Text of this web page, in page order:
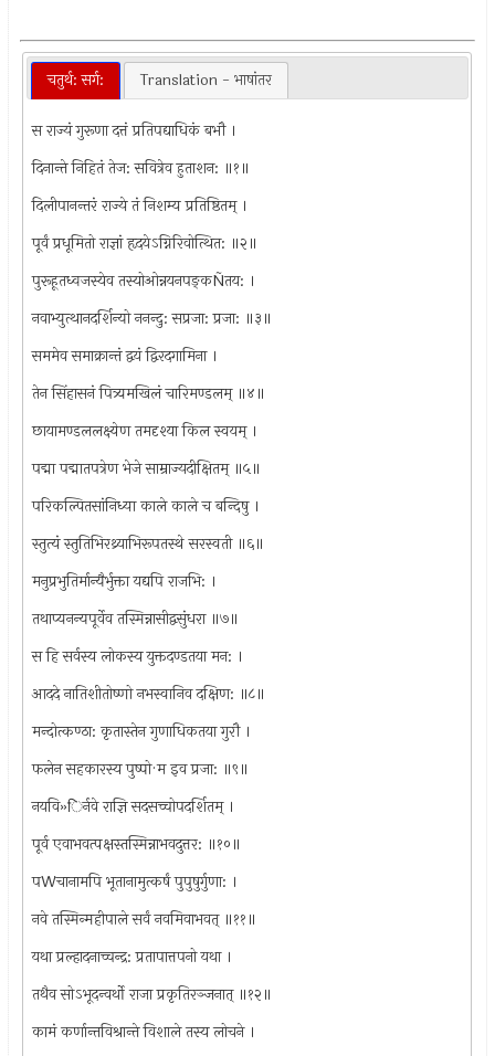
चतुर्थ: सर्ग: Translation - भाषांतर
स राज्यं गुरूणा दत्तं प्रतिपद्याधिकं बभौ ।
दिनान्ते निहितं तेज: सवित्रेव हुताशन: ॥१॥
दिलीपानन्तरं राज्ये तं निशम्य प्रतिष्ठितम् ।
पूर्वं प्रधूमितो राज्ञां हृदयेऽग्निरिवोत्थित: ॥२॥
पुरूहूतध्वजस्येव तस्योओन्नयनपङ्कÑतय: ।
नवाभ्युत्थानदर्शिन्यो ननन्दु: सप्रजा: प्रजा: ॥३॥
सममेव समाक्रान्तं द्वयं द्विरदगामिना ।
तेन सिंहासनं पित्र्यमखिलं चारिमण्डलम् ॥४॥
छायामण्डललक्ष्येण तमदृश्या किल स्वयम् ।
पद्मा पद्मातपत्रेण भेजे साम्राज्यदीक्षितम् ॥५॥
परिकल्पितसांनिध्या काले काले च बन्दिषु ।
स्तुत्यं स्तुतिभिरथ्र्याभिरूपतस्थे सरस्वती ॥६॥
मनुप्रभुतिर्मान्यैर्भुक्ता यद्यपि राजभि: ।
तथाप्यनन्यपूर्वेव तस्मिन्नासीद्वसुंधरा ॥७॥
स हि सर्वस्य लोकस्य युक्तदण्डतया मन: ।
आददे नातिशीतोष्णो नभस्वानिव दक्षिण: ॥८॥
मन्दोत्कण्ठा: कृतास्तेन गुणाधिकतया गुरौ ।
फलेन सहकारस्य पुष्पो·म इव प्रजा: ॥९॥
नयवि»िर्नवे राज्ञि सदसच्चोपदर्शितम् ।
पूर्व एवाभवत्पक्षस्तस्मिन्नाभवदुत्तर: ॥१०॥
पWचानामपि भूतानामुत्कर्षं पुपुषुर्गुणा: ।
नवे तस्मिन्महीपाले सर्वं नवमिवाभवत् ॥११॥
यथा प्रल्हादनाच्चन्द्र: प्रतापात्तपनो यथा ।
तथैव सोऽभूदन्वर्थो राजा प्रकृतिरञ्जनात् ॥१२॥
कामं कर्णान्तविश्रान्ते विशाले तस्य लोचने ।